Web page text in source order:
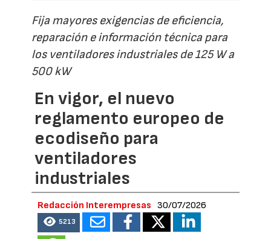
Fija mayores exigencias de eficiencia,
reparación e información técnica para
los ventiladores industriales de 125 W a
500 kW
En vigor, el nuevo
reglamento europeo de
ecodiseño para
ventiladores
industriales
Redacción Interempresas 30/07/2026
5213